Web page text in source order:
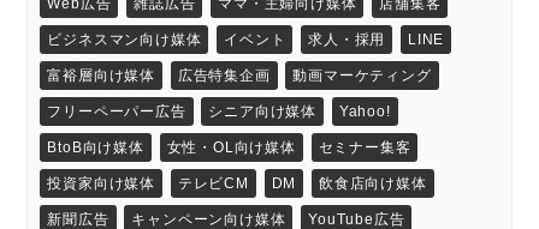
ビジネスマン向け媒体 イベント 求人・採用 LINE
富裕層向け媒体 広告特集企画 動画マーケティング
フリーペーパー広告 シニア向け媒体 Yahoo!
BtoB向け媒体 女性・OL向け媒体 セミナー集客
投資家向け媒体 テレビCM DM 飲食店向け媒体
新聞広告 キャンペーン向け媒体 YouTube広告